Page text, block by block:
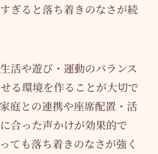
ぎると落ち着きのなさが続
活や遊び・運動のバランス
る環境を作ることが大切で
庭との連携や座席配置・活
合った声かけが効果的で
ても落ち着きのなさが強く